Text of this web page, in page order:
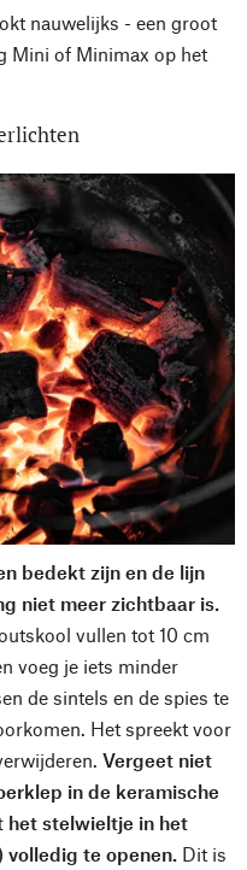
nauwelijks - een groot
Mini of Minimax op het
bedekt zijn en de lijn
niet meer zichtbaar is.
vullen tot 10 cm
voeg je iets minder
de sintels en de spies te
Het spreekt voor
Vergeet niet
in de keramische
het stelwieltje in het
volledig te openen. Dit is